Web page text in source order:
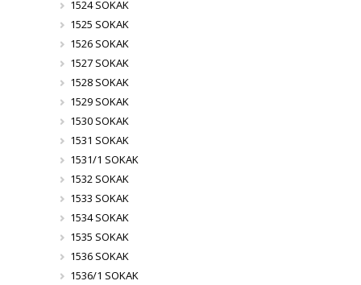
1524 SOKAK
1525 SOKAK
1526 SOKAK
1527 SOKAK
1528 SOKAK
1529 SOKAK
1530 SOKAK
1531 SOKAK
1531/1 SOKAK
1532 SOKAK
1533 SOKAK
1534 SOKAK
1535 SOKAK
1536 SOKAK
1536/1 SOKAK